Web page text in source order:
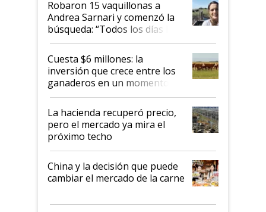
Robaron 15 vaquillonas a
Andrea Sarnari y comenzó la
búsqueda: “Todos los días le
toca a algún productor”
Cuesta $6 millones: la
inversión que crece entre los
ganaderos en un momento
histórico para la actividad
La hacienda recuperó precio,
pero el mercado ya mira el
próximo techo
China y la decisión que puede
cambiar el mercado de la carne